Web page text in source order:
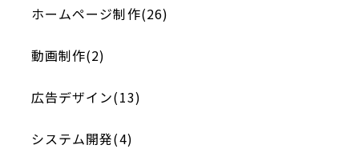
ホームページ制作(26)
動画制作(2)
広告デザイン(13)
システム開発(4)